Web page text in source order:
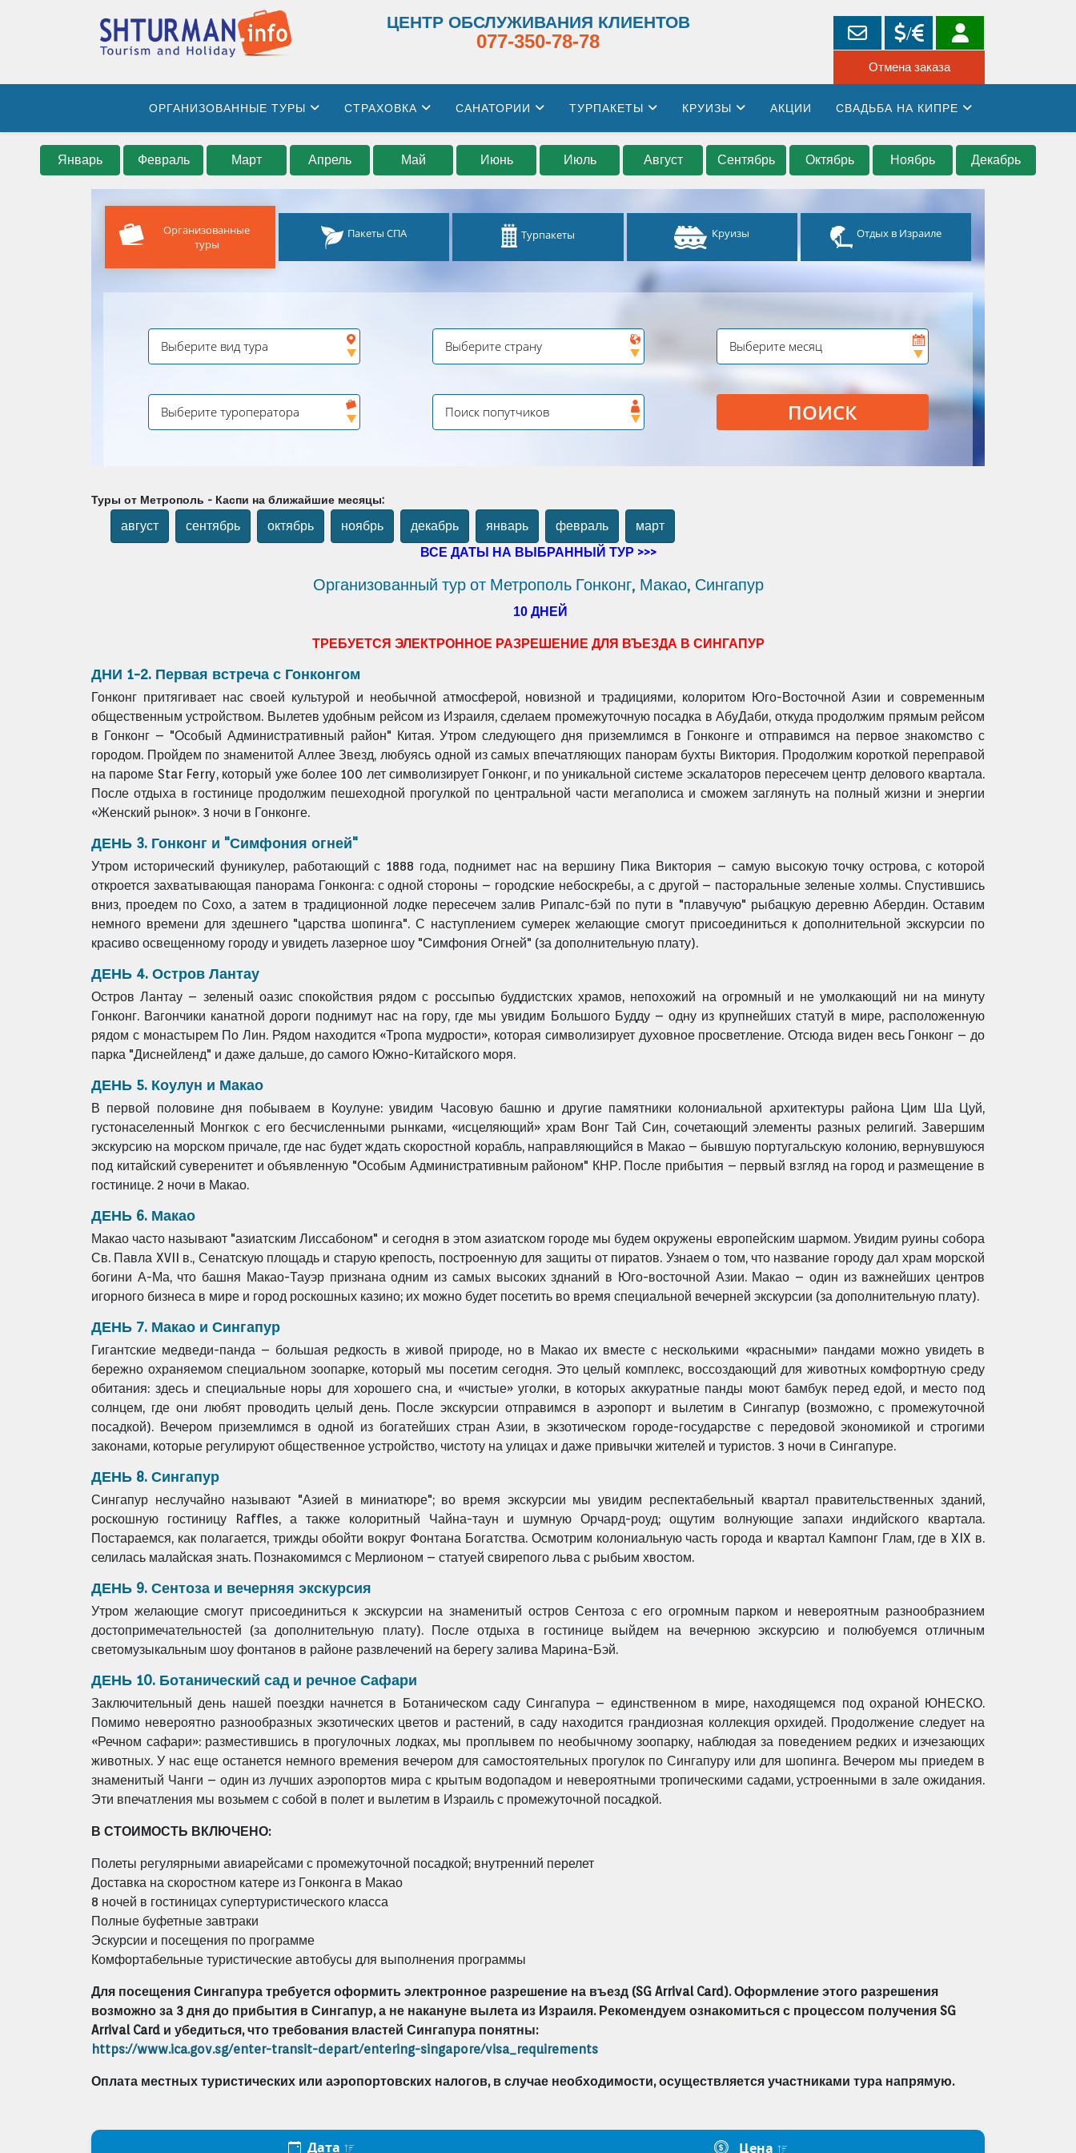
ЦЕНТР ОБСЛУЖИВАНИЯ КЛИЕНТОВ
077-350-78-78
ОРГАНИЗОВАННЫЕ ТУРЫ СТРАХОВКА САНАТОРИИ ТУРПАКЕТЫ КРУИЗЫ АКЦИИ СВАДЬБА НА КИПРЕ
Январь Февраль Март Апрель Май Июнь Июль Август Сентябрь Октябрь Ноябрь Декабрь
Организованные
туры
Пакеты СПА Турпакеты Круизы Отдых в Израиле
ПОИСК
Туры от Метрополь - Каспи на ближайшие месяцы:
август сентябрь октябрь ноябрь декабрь январь февраль
март
ВСЕ ДАТЫ НА ВЫБРАННЫЙ ТУР >>>
Организованный тур от Метрополь Гонконг, Макао, Сингапур
10 ДНЕЙ
ТРЕБУЕТСЯ ЭЛЕКТРОННОЕ РАЗРЕШЕНИЕ ДЛЯ ВЪЕЗДА В СИНГАПУР
ДНИ 1-2. Первая встреча с Гонконгом
Гонконг притягивает нас своей культурой и необычной атмосферой, новизной и традициями, колоритом Юго-Восточной Азии и современным
общественным устройством. Вылетев удобным рейсом из Израиля, сделаем промежуточную посадка в АбуДаби, откуда продолжим прямым рейсом
в Гонконг – "Особый Административный район" Китая. Утром следующего дня приземлимся в Гонконге и отправимся на первое знакомство с
городом. Пройдем по знаменитой Аллее Звезд, любуясь одной из самых впечатляющих панорам бухты Виктория. Продолжим короткой переправой
на пароме Star Ferry, который уже более 100 лет символизирует Гонконг, и по уникальной системе эскалаторов пересечем центр делового квартала.
После отдыха в гостинице продолжим пешеходной прогулкой по центральной части мегаполиса и сможем заглянуть на полный жизни и энергии
«Женский рынок». 3 ночи в Гонконге.
ДЕНЬ 3. Гонконг и "Симфония огней"
Утром исторический фуникулер, работающий с 1888 года, поднимет нас на вершину Пика Виктория – самую высокую точку острова, с которой
откроется захватывающая панорама Гонконга: с одной стороны – городские небоскребы, а с другой – пасторальные зеленые холмы. Спустившись
вниз, проедем по Сохо, а затем в традиционной лодке пересечем залив Рипалс-бэй по пути в "плавучую" рыбацкую деревню Абердин. Оставим
немного времени для здешнего "царства шопинга". С наступлением сумерек желающие смогут присоединиться к дополнительной экскурсии по
красиво освещенному городу и увидеть лазерное шоу "Симфония Огней" (за дополнительную плату).
ДЕНЬ 4. Остров Лантау
Остров Лантау – зеленый оазис спокойствия рядом с россыпью буддистских храмов, непохожий на огромный и не умолкающий ни на минуту
Гонконг. Вагончики канатной дороги поднимут нас на гору, где мы увидим Большого Будду – одну из крупнейших статуй в мире, расположенную
рядом с монастырем По Лин. Рядом находится «Тропа мудрости», которая символизирует духовное просветление. Отсюда виден весь Гонконг – до
парка "Диснейленд" и даже дальше, до самого Южно-Китайского моря.
ДЕНЬ 5. Коулун и Макао
В первой половине дня побываем в Коулуне: увидим Часовую башню и другие памятники колониальной архитектуры района Цим Ша Цуй,
густонаселенный Монгкок с его бесчисленными рынками, «исцеляющий» храм Вонг Тай Син, сочетающий элементы разных религий. Завершим
экскурсию на морском причале, где нас будет ждать скоростной корабль, направляющийся в Макао – бывшую португальскую колонию, вернувшуюся
под китайский суверенитет и объявленную "Особым Административным районом" КНР. После прибытия – первый взгляд на город и размещение в
гостинице. 2 ночи в Макао.
ДЕНЬ 6. Макао
Макао часто называют "азиатским Лиссабоном" и сегодня в этом азиатском городе мы будем окружены европейским шармом. Увидим руины собора
Св. Павла XVII в., Сенатскую площадь и старую крепость, построенную для защиты от пиратов. Узнаем о том, что название городу дал храм морской
богини А-Ма, что башня Макао-Тауэр признана одним из самых высоких зднаний в Юго-восточной Азии. Макао – один из важнейших центров
игорного бизнеса в мире и город роскошных казино; их можно будет посетить во время специальной вечерней экскурсии (за дополнительную плату).
ДЕНЬ 7. Макао и Сингапур
Гигантские медведи-панда – большая редкость в живой природе, но в Макао их вместе с несколькими «красными» пандами можно увидеть в
бережно охраняемом специальном зоопарке, который мы посетим сегодня. Это целый комплекс, воссоздающий для животных комфортную среду
обитания: здесь и специальные норы для хорошего сна, и «чистые» уголки, в которых аккуратные панды моют бамбук перед едой, и место под
солнцем, где они любят проводить целый день. После экскурсии отправимся в аэропорт и вылетим в Сингапур (возможно, с промежуточной
посадкой). Вечером приземлимся в одной из богатейших стран Азии, в экзотическом городе-государстве с передовой экономикой и строгими
законами, которые регулируют общественное устройство, чистоту на улицах и даже привычки жителей и туристов. 3 ночи в Сингапуре.
ДЕНЬ 8. Сингапур
Сингапур неслучайно называют "Азией в миниатюре"; во время экскурсии мы увидим респектабельный квартал правительственных зданий,
роскошную гостиницу Raffles, а также колоритный Чайна-таун и шумную Орчард-роуд; ощутим волнующие запахи индийского квартала.
Постараемся, как полагается, трижды обойти вокруг Фонтана Богатства. Осмотрим колониальную часть города и квартал Кампонг Глам, где в XIX в.
селилась малайская знать. Познакомимся с Мерлионом – статуей свирепого льва с рыбьим хвостом.
ДЕНЬ 9. Сентоза и вечерняя экскурсия
Утром желающие смогут присоединиться к экскурсии на знаменитый остров Сентоза с его огромным парком и невероятным разнообразнием
достопримечательностей (за дополнительную плату). После отдыха в гостинице выйдем на вечернюю экскурсию и полюбуемся отличным
светомузыкальным шоу фонтанов в районе развлечений на берегу залива Марина-Бэй.
ДЕНЬ 10. Ботанический сад и речное Сафари
Заключительный день нашей поездки начнется в Ботаническом саду Сингапура – единственном в мире, находящемся под охраной ЮНЕСКО.
Помимо невероятно разнообразных экзотических цветов и растений, в саду находится грандиозная коллекция орхидей. Продолжение следует на
«Речном сафари»: разместившись в прогулочных лодках, мы проплывем по необычному зоопарку, наблюдая за поведением редких и изчезающих
животных. У нас еще останется немного времения вечером для самостоятельных прогулок по Сингапуру или для шопинга. Вечером мы приедем в
знаменитый Чанги – один из лучших аэропортов мира с крытым водопадом и невероятными тропическими садами, устроенными в зале ожидания.
Эти впечатления мы возьмем с собой в полет и вылетим в Израиль с промежуточной посадкой.
В СТОИМОСТЬ ВКЛЮЧЕНО:
Полеты регулярными авиарейсами с промежуточной посадкой; внутренний перелет
Доставка на скоростном катере из Гонконга в Макао
8 ночей в гостиницах супертуристического класса
Полные буфетные завтраки
Эскурсии и посещения по программе
Комфортабельные туристические автобусы для выполнения программы
Для посещения Сингапура требуется оформить электронное разрешение на въезд (SG Arrival Card). Оформление этого разрешения
возможно за 3 дня до прибытия в Сингапур, а не накануне вылета из Израиля. Рекомендуем ознакомиться с процессом получения SG
Arrival Card и убедиться, что требования властей Сингапура понятны:
https://www.ica.gov.sg/enter-transit-depart/entering-singapore/visa_requirements
Оплата местных туристических или аэропортовских налогов, в случае необходимости, осуществляется участниками тура напрямую.
Дата Цена